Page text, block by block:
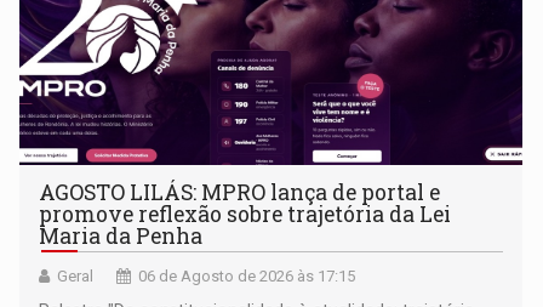
AGOSTO LILÁS: MPRO lança de portal e
promove reflexão sobre trajetória da Lei
Maria da Penha
Geral 06 de Agosto de 2026 às 17:15